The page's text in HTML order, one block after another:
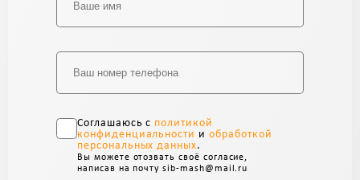
Соглашаюсь с политикой
конфиденциальности и обработкой
персональных данных.
Вы можете отозвать своё согласие,
написав на почту sib-mash@mail.ru